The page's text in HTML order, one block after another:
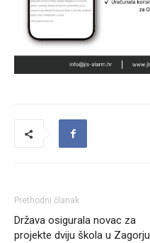
Prethodni članak
Država osigurala novac za
projekte dviju škola u Zagorju